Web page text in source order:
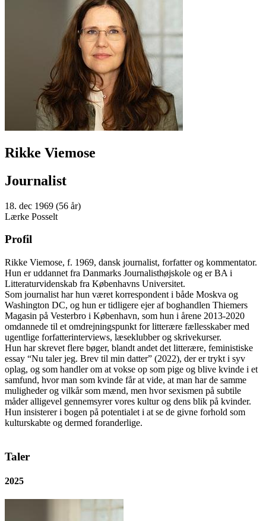
Rikke Viemose
Journalist
18. dec 1969 (56 år)
Lærke Posselt
Profil
Rikke Viemose, f. 1969, dansk journalist, forfatter og kommentator.
Hun er uddannet fra Danmarks Journalisthøjskole og er BA i
Litteraturvidenskab fra Københavns Universitet.
Som journalist har hun været korrespondent i både Moskva og
Washington DC, og hun er tidligere ejer af boghandlen Thiemers
Magasin på Vesterbro i København, som hun i årene 2013-2020
omdannede til et omdrejningspunkt for litterære fællesskaber med
ugentlige forfatterinterviews, læseklubber og skrivekurser.
Hun har skrevet flere bøger, blandt andet det litterære, feministiske
essay “Nu taler jeg. Brev til min datter” (2022), der er trykt i syv
oplag, og som handler om at vokse op som pige og blive kvinde i et
samfund, hvor man som kvinde får at vide, at man har de samme
muligheder og vilkår som mænd, men hvor sexismen på subtile
måder alligevel gennemsyrer vores kultur og dens blik på kvinder.
Hun insisterer i bogen på potentialet i at se de givne forhold som
kulturskabte og dermed foranderlige.
Taler
2025